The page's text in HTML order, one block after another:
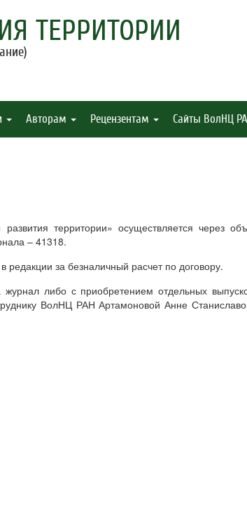
ТЕРРИТОРИИ
Авторам Рецензентам Сайты ВолНЦ
территории» осуществляется через
– 41318.
за безналичный расчет по договору.
либо с приобретением отдельных
ВолНЦ РАН Артамоновой Анне